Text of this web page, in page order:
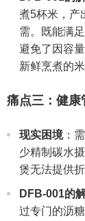
煮5杯米，产
需。既能满
避免了因容
新鲜烹煮的米
痛点三：健康
现实困境：
少精制碳水
煲无法提供折
DFB-001的
过专门的沥